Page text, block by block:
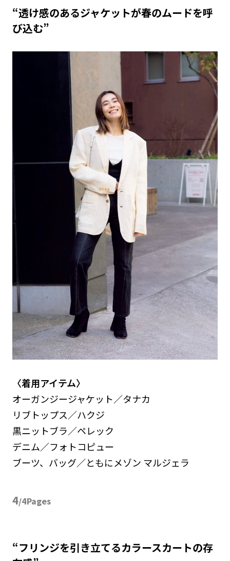
“透け感のあるジャケットが春のムードを呼
び込む”
〈着用アイテム〉
オーガンジージャケット／タナカ
リブトップス／ハクジ
黒ニットブラ／ペレック
デニム／フォトコピュー
ブーツ、バッグ／ともにメゾン マルジェラ
4/4Pages
“フリンジを引き立てるカラースカートの存